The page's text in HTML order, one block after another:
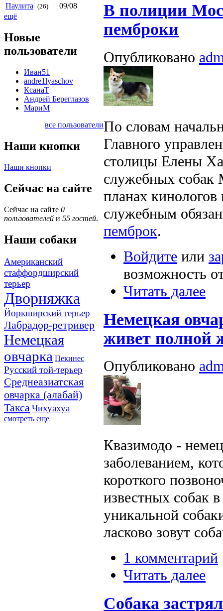
Паулита (26)
09/08
ещё
Новые
пользователи
Иван51
andre1lyaschov
КсанаТ
Андрей Береглазов
МариМ
все пользователи
Наши кнопки
Наши кнопки
Сейчас на сайте
Сейчас на сайте 0
пользователей и 55 гостей.
Наши собаки
Американский
стаффордширский
терьер
Дворняжка
Йоркширский терьер
Лабрадор-ретривер
Немецкая
овчарка Пекинес
Русский той-терьер
Среднеазиатская
овчарка (алабай)
Такса Чихуахуа
смотреть еще
В полиции
пемброки
Опубликовано
По словам
Главного
столицы Елены
служебных собак
планах
служебным
пемброк.
Войдите или
возможность
Читать далее
Немецкая
живет полной
Опубликовано
Квазимодо -
заболеванием,
короткого
известных собак
уникальной
ласково зовут
1 комментарий
Читать далее
Собака